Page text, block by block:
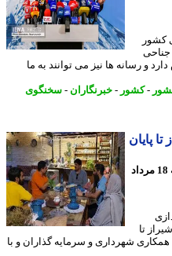
ها نیز می توانند به ما
-کشور-خبرنگاران-
سخنگوی
پیش - یکشنبه 18 مرداد
تا
شهرداری و سرمایه گذاران و با